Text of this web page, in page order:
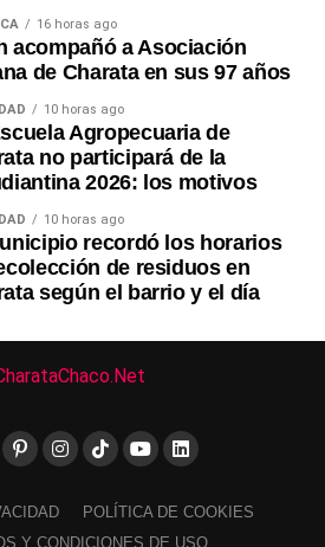
16 horas ago
acompañó a Asociación
de Charata en sus 97 años
10 horas ago
Agropecuaria de
no participará de la
2026: los motivos
10 horas ago
recordó los horarios
de residuos en
según el barrio y el día
POLÍTICA DE COOKIES
Y CONDICIONES DE USO